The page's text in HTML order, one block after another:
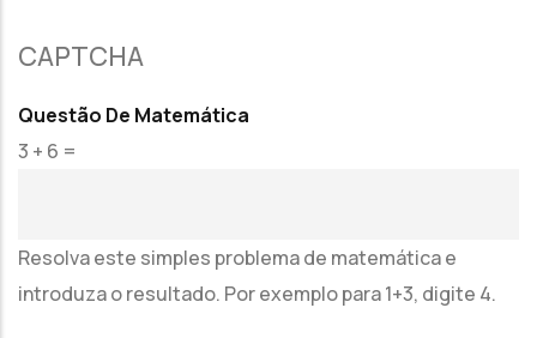
CAPTCHA
Questão De Matemática
3 + 6 =
Resolva este simples problema de matemática e
introduza o resultado. Por exemplo para 1+3, digite 4.